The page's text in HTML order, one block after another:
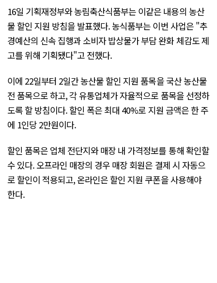
16일 기획재정부와 농림축산식품부는 이같은 내용의 농산
물 할인 지원 방침을 발표했다. 농식품부는 이번 사업은 "추
경예산의 신속 집행과 소비자 밥상물가 부담 완화 체감도 제
고를 위해 기획됐다"고 전했다.
이에 22일부터 2일간 농산물 할인 지원 품목을 국산 농산물
전 품목으로 하고, 각 유통업체가 자율적으로 품목을 선정하
도록 할 방침이다. 할인 폭은 최대 40%로 지원 금액은 한 주
에 1인당 2만원이다.
할인 품목은 업체 전단지와 매장 내 가격정보를 통해 확인할
수 있다. 오프라인 매장의 경우 매장 회원은 결제 시 자동으
로 할인이 적용되고, 온라인은 할인 지원 쿠폰을 사용해야
한다.